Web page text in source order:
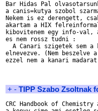
Bar Hidas Pal
a canis=kutya szobol
Nekem is ez derengett,
akartam a HIX
kibovitenem egy info-val,
es nem rossz tudni :
A Canari szigetek sem a
elnevezve. (Nem beszelve
ezzel nem a kanari
+ - TIPP Szabo Zsoltnak
CRC Handbook of Chemistry